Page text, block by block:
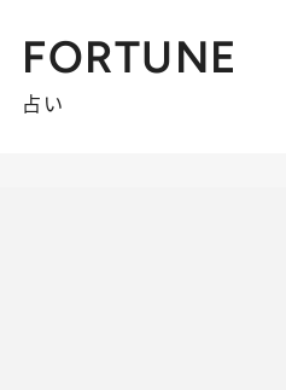
FORTUNE
占い